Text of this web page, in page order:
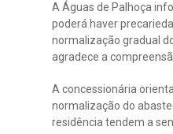
A Águas de Palhoça
poderá haver
normalização gradual
agradece a
A concessionária
normalização do
residência tendem a